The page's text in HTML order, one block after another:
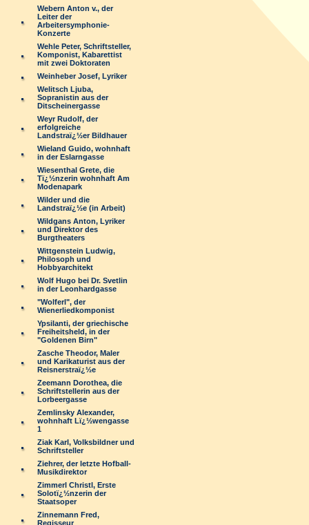
Webern Anton v., der
Leiter der
Arbeitersymphonie-
Konzerte
Wehle Peter, Schriftsteller,
Komponist, Kabarettist
mit zwei Doktoraten
Weinheber Josef, Lyriker
Welitsch Ljuba,
Sopranistin aus der
Ditscheinergasse
Weyr Rudolf, der
erfolgreiche
Landstraï¿½er Bildhauer
Wieland Guido, wohnhaft
in der Eslarngasse
Wiesenthal Grete, die
Tï¿½nzerin wohnhaft Am
Modenapark
Wilder und die
Landstraï¿½e (in Arbeit)
Wildgans Anton, Lyriker
und Direktor des
Burgtheaters
Wittgenstein Ludwig,
Philosoph und
Hobbyarchitekt
Wolf Hugo bei Dr. Svetlin
in der Leonhardgasse
"Wolferl", der
Wienerliedkomponist
Ypsilanti, der griechische
Freiheitsheld, in der
"Goldenen Birn"
Zasche Theodor, Maler
und Karikaturist aus der
Reisnerstraï¿½e
Zeemann Dorothea, die
Schriftstellerin aus der
Lorbeergasse
Zemlinsky Alexander,
wohnhaft Lï¿½wengasse
1
Ziak Karl, Volksbildner und
Schriftsteller
Ziehrer, der letzte Hofball-
Musikdirektor
Zimmerl Christl, Erste
Solotï¿½nzerin der
Staatsoper
Zinnemann Fred,
Regisseur